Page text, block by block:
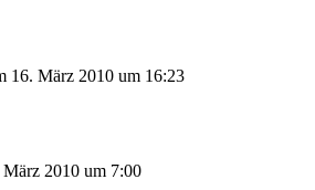
16. März 2010 um 16:23
März 2010 um 7:00